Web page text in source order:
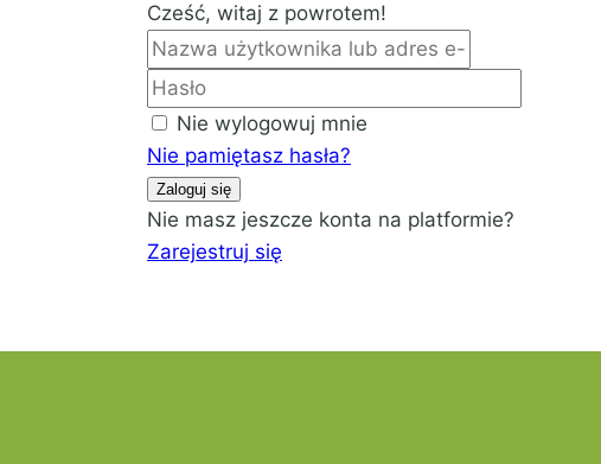
Cześć, witaj z powrotem!
Nie wylogowuj mnie
Nie pamiętasz hasła?
Zaloguj się
Nie masz jeszcze konta na platformie?
Zarejestruj się